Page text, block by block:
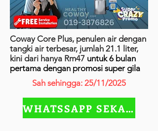
Coway Core Plus, penulen air dengan
tangki air terbesar, jumlah 21.1 liter,
kini dari hanya Rm47 untuk 6 bulan
pertama dengan promosi super gila
Sah sehingga: 25/11/2025
WHATSSAPP SEKARANG